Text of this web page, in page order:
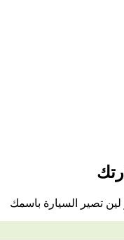
تصير السيارة باسمك